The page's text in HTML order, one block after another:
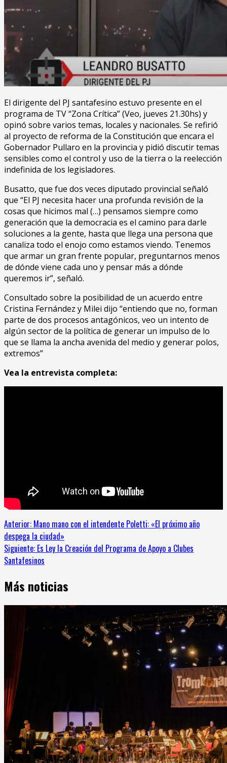
El dirigente del PJ santafesino estuvo presente en el
programa de TV “Zona Crítica” (Veo, jueves 21.30hs) y
opinó sobre varios temas, locales y nacionales. Se refirió
al proyecto de reforma de la Constitución que encara el
Gobernador Pullaro en la provincia y pidió discutir temas
sensibles como el control y uso de la tierra o la reelección
indefinida de los legisladores.
Busatto, que fue dos veces diputado provincial señaló
que “El PJ necesita hacer una profunda revisión de la
cosas que hicimos mal (…) pensamos siempre como
generación que la democracia es el camino para darle
soluciones a la gente, hasta que llega una persona que
canaliza todo el enojo como estamos viendo. Tenemos
que armar un gran frente popular, preguntarnos menos
de dónde viene cada uno y pensar más a dónde
queremos ir”, señaló.
Consultado sobre la posibilidad de un acuerdo entre
Cristina Fernández y Milei dijo “entiendo que no, forman
parte de dos procesos antagónicos, veo un intento de
algún sector de la política de generar un impulso de lo
que se llama la ancha avenida del medio y generar polos,
extremos”
Vea la entrevista completa:
Sigue
leyendo
Anterior: Mano mano con el intendente Poletti: «El próximo año
despega la ciudad»
Siguiente: Es Ley la Creación del Programa de Apoyo a Clubes
Santafesinos
Más noticias